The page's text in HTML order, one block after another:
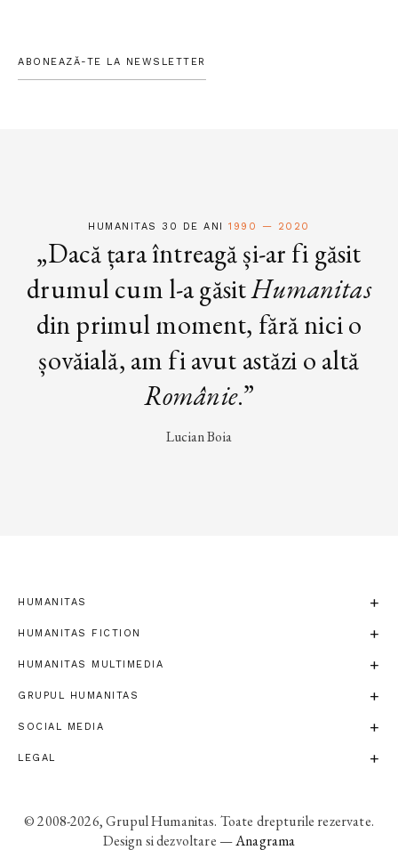
ABONEAZĂ-TE LA NEWSLETTER
HUMANITAS 30 DE ANI1990 — 2020
„Dacă țara întreagă și-ar fi găsit
drumul cum l-a găsitHumanitas
din primul moment, fără nici o
șovăială, am fi avut astăzi o altă
Românie.”
Lucian Boia
HUMANITAS
HUMANITAS FICTION
HUMANITAS MULTIMEDIA
GRUPUL HUMANITAS
SOCIAL MEDIA
LEGAL
© 2008-2026, Grupul Humanitas. Toate drepturile rezervate.
Design si dezvoltare —Anagrama